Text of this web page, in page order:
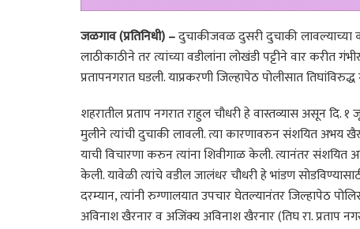
जळगाव (प्रतिनिधी) –दुचाकीजवळ दुसरी दुचाकी लावल्याच्या
लाठीकाठीने तर त्यांच्या वडीलांना लोखंडी पट्टीने वार करीत
प्रतापनगरात घडली. याप्रकरणी जिल्हापेठ पोलीसात
शहरातील प्रताप नगरात राहुल चौधरी हे वास्तव्यास असून दि.
मुलीने त्यांची दुचाकी लावली. त्या कारणावरुन संशयित अभय
याची विचारणा करुन त्यांना शिवीगाळ केली. त्यानंतर संशयित
केली. यावेळी त्यांचे वडील जालंधर चौधरी हे भांडण
दरम्यान, त्यांनी रुग्णालयात उपचार घेतल्यानंतर जिल्हापेठ
अविनाश खैरनार व अजिंक्य अविनाश खैरनार (तिघ रा. प्रताप